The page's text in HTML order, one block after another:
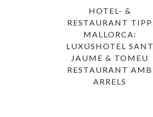
HOTEL- &
RESTAURANT TIPP
MALLORCA:
LUXUSHOTEL SANT
JAUME & TOMEU
RESTAURANT AMB
ARRELS